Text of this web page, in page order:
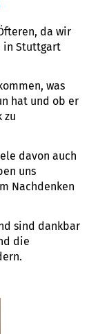
da wir
in Stuttgart
was
hat und ob er
zu
davon auch
uns
Nachdenken
sind dankbar
die